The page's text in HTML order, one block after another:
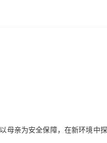
母亲为安全保障，在新环境中